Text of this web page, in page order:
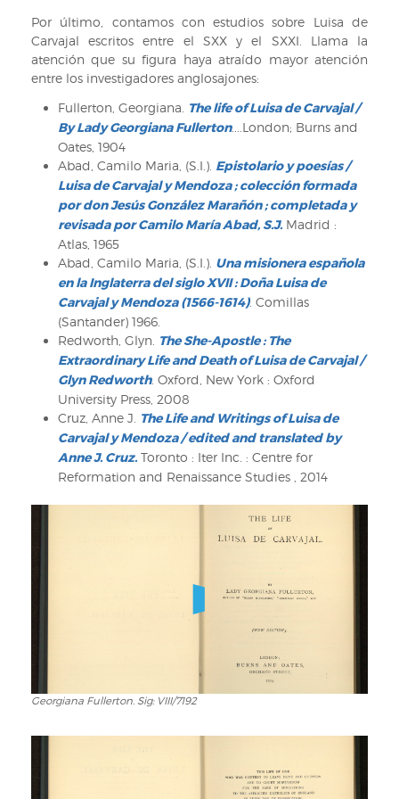
virtudes
2.
Sig:
VI/1418
Por último, contamos con estudios sobre Luisa de
Carvajal escritos entre el SXX y el SXXI. Llama la
atención que su figura haya atraído mayor atención
entre los investigadores anglosajones:
Fullerton, Georgiana. The life of Luisa de Carvajal /
By Lady Georgiana Fullerton....London; Burns and
Oates, 1904
Abad, Camilo Maria, (S.I.). Epistolario y poesías /
Luisa de Carvajal y Mendoza ; colección formada
por don Jesús González Marañón ; completada y
revisada por Camilo María Abad, S.J. Madrid :
Atlas, 1965
Abad, Camilo Maria, (S.I.). Una misionera española
en la Inglaterra del siglo XVII : Doña Luisa de
Carvajal y Mendoza (1566-1614). Comillas
(Santander) 1966.
Redworth, Glyn. The She-Apostle : The
Extraordinary Life and Death of Luisa de Carvajal /
Glyn Redworth. Oxford, New York : Oxford
University Press, 2008
Cruz, Anne J. The Life and Writings of Luisa de
Carvajal y Mendoza / edited and translated by
Anne J. Cruz.Toronto : Iter Inc. : Centre for
Reformation and Renaissance Studies , 2014
Georgiana
Sig:
Georgiana Fullerton. Sig: VIII/7192